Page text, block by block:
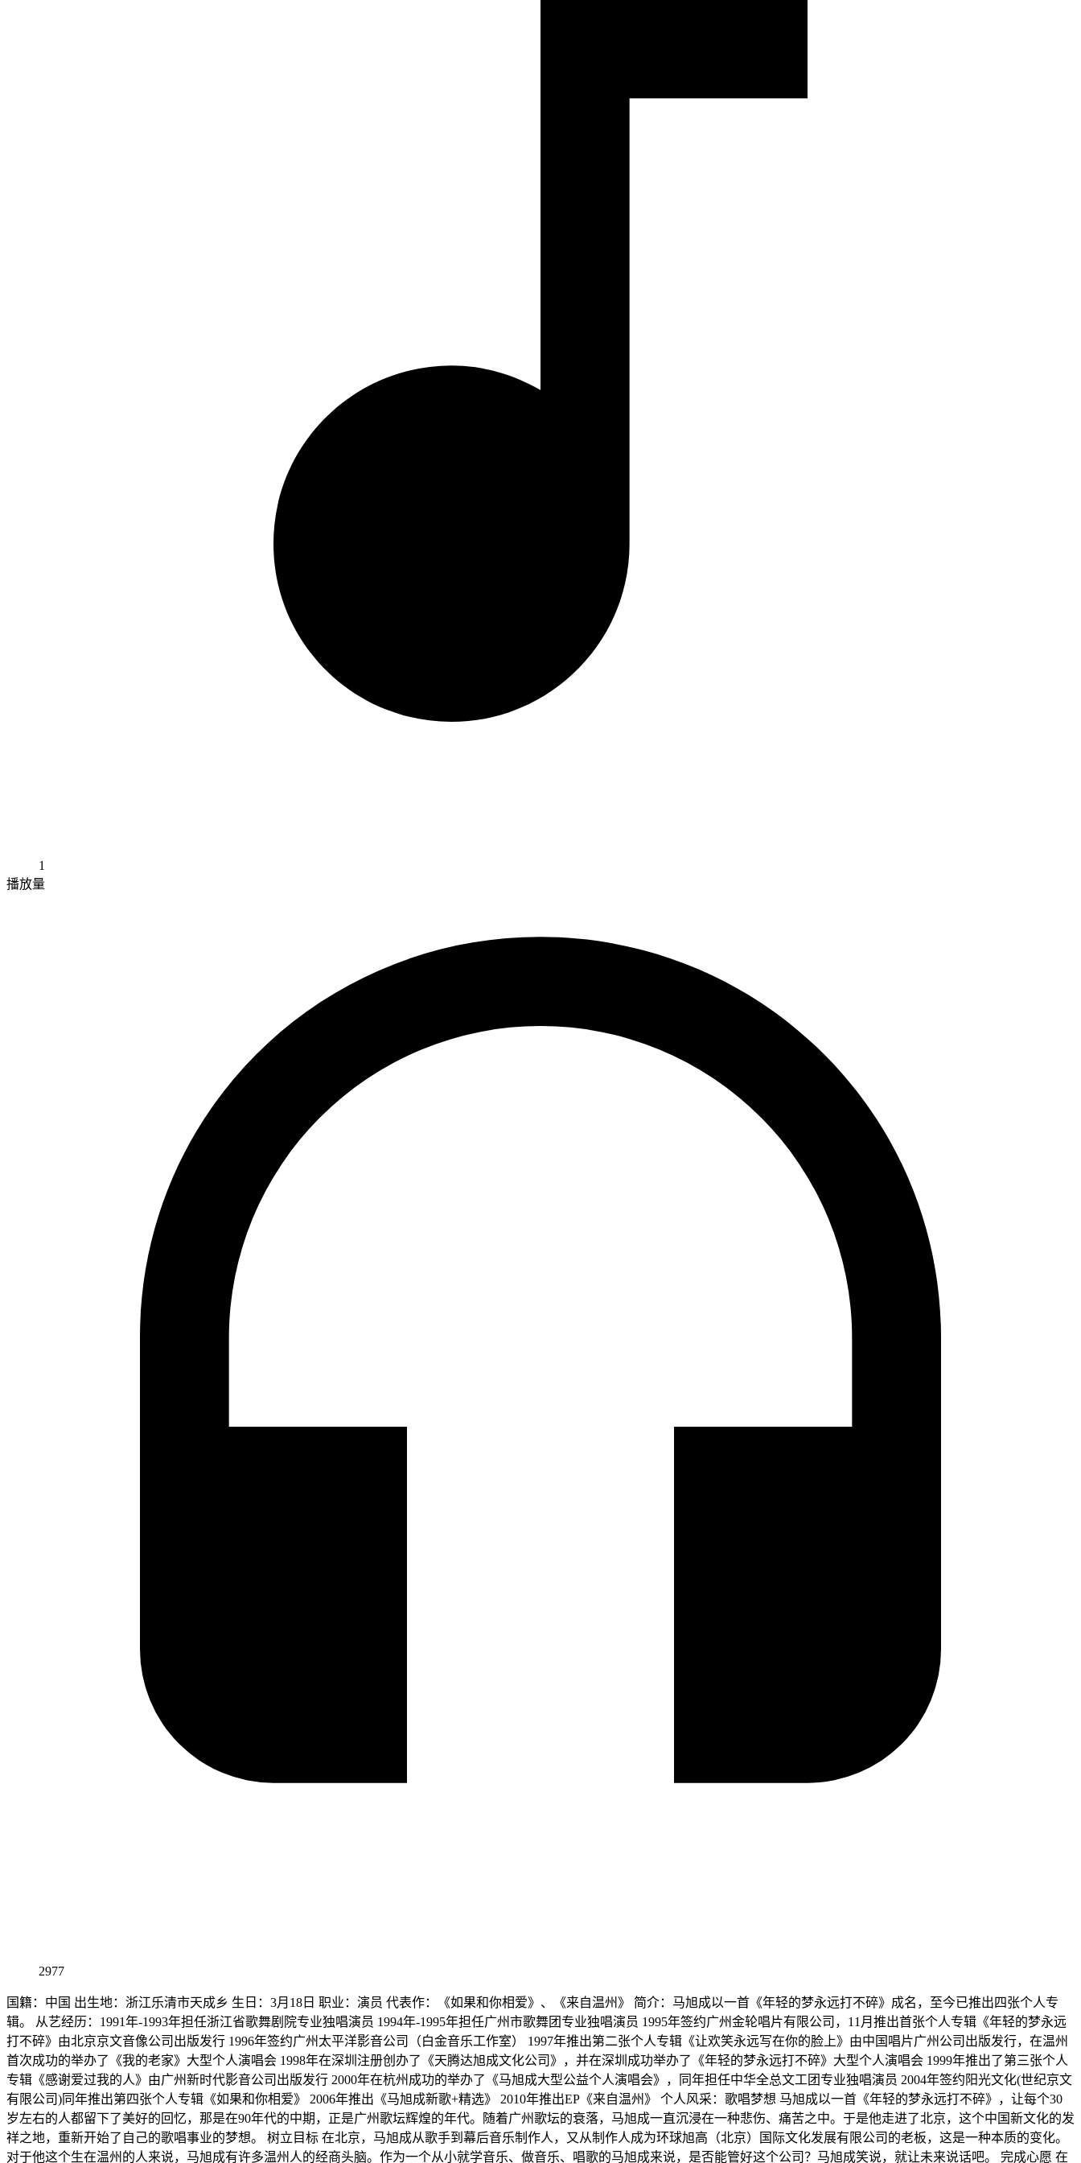
1
播放量
2977
国籍：中国 出生地：浙江乐清市天成乡 生日：3月18日 职业：演员 代表作：《如果和你相爱》、《来自温州》 简介：马旭成以一首《年轻的梦永远打不碎》成名，至今已推出四张个人专
辑。 从艺经历：1991年-1993年担任浙江省歌舞剧院专业独唱演员 1994年-1995年担任广州市歌舞团专业独唱演员 1995年签约广州金轮唱片有限公司，11月推出首张个人专辑《年轻的梦永远
打不碎》由北京京文音像公司出版发行 1996年签约广州太平洋影音公司（白金音乐工作室） 1997年推出第二张个人专辑《让欢笑永远写在你的脸上》由中国唱片广州公司出版发行，在温州
首次成功的举办了《我的老家》大型个人演唱会 1998年在深圳注册创办了《天腾达旭成文化公司》，并在深圳成功举办了《年轻的梦永远打不碎》大型个人演唱会 1999年推出了第三张个人
专辑《感谢爱过我的人》由广州新时代影音公司出版发行 2000年在杭州成功的举办了《马旭成大型公益个人演唱会》，同年担任中华全总文工团专业独唱演员 2004年签约阳光文化(世纪京文
有限公司)同年推出第四张个人专辑《如果和你相爱》 2006年推出《马旭成新歌+精选》 2010年推出EP《来自温州》 个人风采：歌唱梦想 马旭成以一首《年轻的梦永远打不碎》，让每个30
岁左右的人都留下了美好的回忆，那是在90年代的中期，正是广州歌坛辉煌的年代。随着广州歌坛的衰落，马旭成一直沉浸在一种悲伤、痛苦之中。于是他走进了北京，这个中国新文化的发
祥之地，重新开始了自己的歌唱事业的梦想。 树立目标 在北京，马旭成从歌手到幕后音乐制作人，又从制作人成为环球旭高（北京）国际文化发展有限公司的老板，这是一种本质的变化。
对于他这个生在温州的人来说，马旭成有许多温州人的经商头脑。作为一个从小就学音乐、做音乐、唱歌的马旭成来说，是否能管好这个公司？马旭成笑说，就让未来说话吧。 完成心愿 在